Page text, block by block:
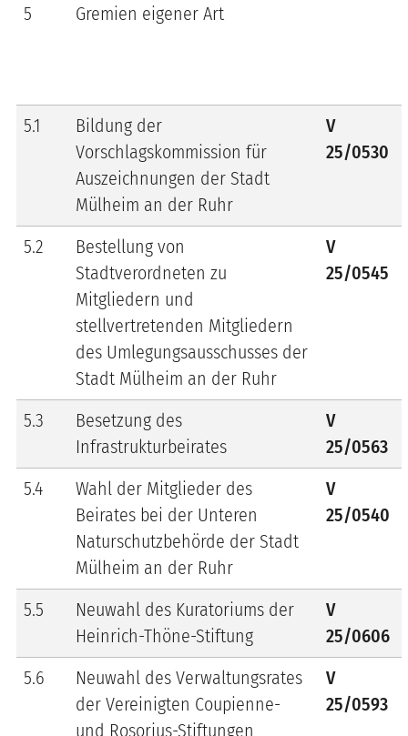
5 Gremien eigener Art
5.1
Bildung der
Vorschlagskommission für
Auszeichnungen der Stadt
Mülheim an der Ruhr
V
25/0530
5.2
Bestellung von
Stadtverordneten zu
Mitgliedern und
stellvertretenden Mitgliedern
des Umlegungsausschusses der
Stadt Mülheim an der Ruhr
V
25/0545
5.3
Besetzung des
Infrastrukturbeirates
V
25/0563
5.4
Wahl der Mitglieder des
Beirates bei der Unteren
Naturschutzbehörde der Stadt
Mülheim an der Ruhr
V
25/0540
5.5
Neuwahl des Kuratoriums der
Heinrich-Thöne-Stiftung
V
25/0606
5.6
Neuwahl des Verwaltungsrates
der Vereinigten Coupienne-
und Rosorius-Stiftungen
V
25/0593